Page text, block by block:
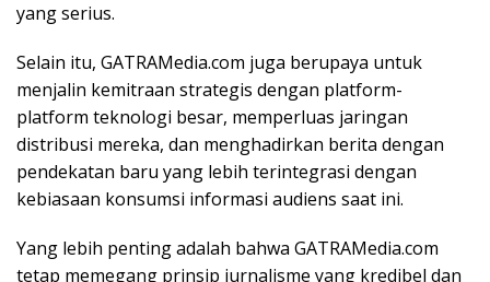
yang serius.
Selain itu, GATRAMedia.com juga berupaya untuk
menjalin kemitraan strategis dengan platform-
platform teknologi besar, memperluas jaringan
distribusi mereka, dan menghadirkan berita dengan
pendekatan baru yang lebih terintegrasi dengan
kebiasaan konsumsi informasi audiens saat ini.
Yang lebih penting adalah bahwa GATRAMedia.com
tetap memegang prinsip jurnalisme yang kredibel dan